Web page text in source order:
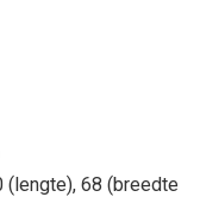
(lengte), 68 (breedte